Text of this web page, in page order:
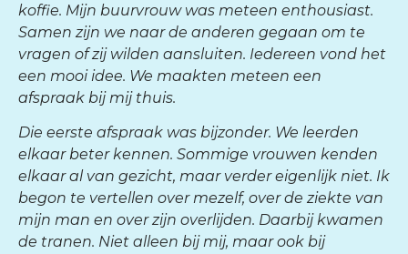
koffie. Mijn buurvrouw was meteen enthousiast.
Samen zijn we naar de anderen gegaan om te
vragen of zij wilden aansluiten. Iedereen vond het
een mooi idee. We maakten meteen een
afspraak bij mij thuis.
Die eerste afspraak was bijzonder. We leerden
elkaar beter kennen. Sommige vrouwen kenden
elkaar al van gezicht, maar verder eigenlijk niet. Ik
begon te vertellen over mezelf, over de ziekte van
mijn man en over zijn overlijden. Daarbij kwamen
de tranen. Niet alleen bij mij, maar ook bij